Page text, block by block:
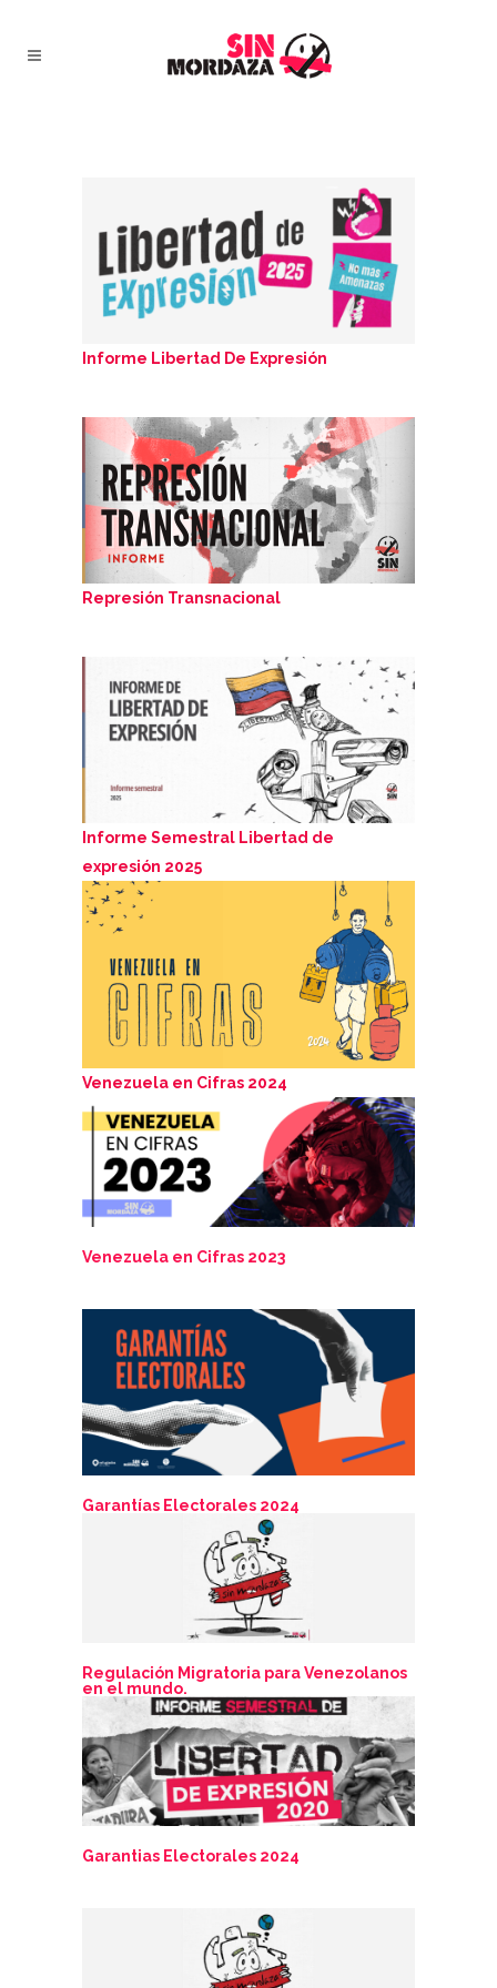
Informe Libertad De Expresión
Represión Transnacional
Informe Semestral Libertad de
expresión 2025
Venezuela en Cifras 2024
Venezuela en Cifras 2023
Garantías Electorales 2024
Regulación Migratoria para Venezolanos
en el mundo.
Garantias Electorales 2024